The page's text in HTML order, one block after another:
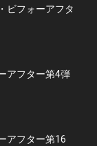
ビフォーアフタ
アフター第4弾
アフター第16